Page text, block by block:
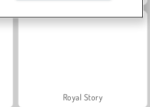
Royal Story